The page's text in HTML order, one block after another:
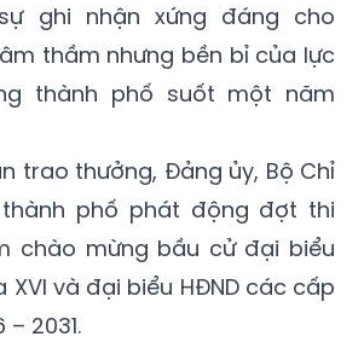
ghi nhận xứng đáng cho
thầm nhưng bền bỉ của lực
thành phố suốt một năm
trao thưởng, Đảng ủy, Bộ Chỉ
phố phát động đợt thi
chào mừng bầu cử đại biểu
XVI và đại biểu HĐND các cấp
2031.